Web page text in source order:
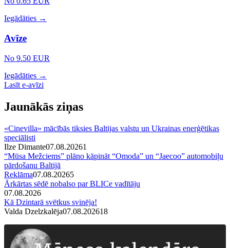
Iegādāties →
Avīze
No 9.50 EUR
Iegādāties →
Lasīt e-avīzi
Jaunākās ziņas
«Cinevilla» mācībās tiksies Baltijas valstu un Ukrainas enerģētikas
speciālisti
Ilze Dimante07.08.20261
“Mūsa Mežciems” plāno kāpināt “Omoda” un “Jaecoo” automobiļu
pārdošanu Baltijā
Reklāma07.08.20265
Ārkārtas sēdē nobalso par BLICe vadītāju
07.08.2026
Kā Dzintarā svētkus svinēja!
Valda Dzelzkalēja07.08.202618